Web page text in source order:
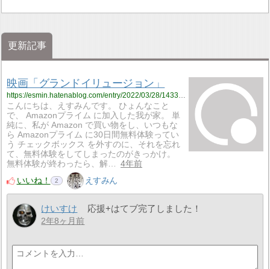
更新記事
映画「グランドイリュージョン」
こんにちは、えすみんです。 ひょんなこと
で、 Amazonプライム に加入した我が家。 単
純に、私が Amazon で買い物をし、いつもな
ら Amazonプライム に30日間無料体験ってい
う チェックボックス を外すのに、それを忘れ
て、無料体験をしてしまったのがきっかけ。
無料体験が終わったら、解…
4年前
いいね！
2 えすみん
けいすけ 応援+はてブ完了しました！
2年8ヶ月前